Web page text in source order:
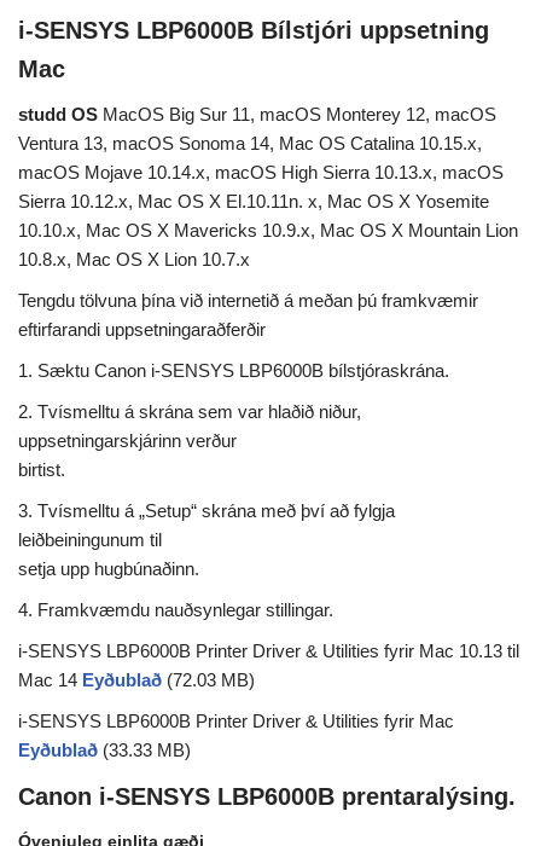
i-SENSYS LBP6000B Bílstjóri uppsetning
Mac
studd OS MacOS Big Sur 11, macOS Monterey 12, macOS
Ventura 13, macOS Sonoma 14, Mac OS Catalina 10.15.x,
macOS Mojave 10.14.x, macOS High Sierra 10.13.x, macOS
Sierra 10.12.x, Mac OS X El.10.11n. x, Mac OS X Yosemite
10.10.x, Mac OS X Mavericks 10.9.x, Mac OS X Mountain Lion
10.8.x, Mac OS X Lion 10.7.x
Tengdu tölvuna þína við internetið á meðan þú framkvæmir
eftirfarandi uppsetningaraðferðir
1. Sæktu Canon i-SENSYS LBP6000B bílstjóraskrána.
2. Tvísmelltu á skrána sem var hlaðið niður,
uppsetningarskjárinn verður
birtist.
3. Tvísmelltu á „Setup“ skrána með því að fylgja
leiðbeiningunum til
setja upp hugbúnaðinn.
4. Framkvæmdu nauðsynlegar stillingar.
i-SENSYS LBP6000B Printer Driver & Utilities fyrir Mac 10.13 til
Mac 14 Eyðublað (72.03 MB)
i-SENSYS LBP6000B Printer Driver & Utilities fyrir Mac
Eyðublað (33.33 MB)
Canon i-SENSYS LBP6000B prentaralýsing.
Óvenjuleg einlita gæði